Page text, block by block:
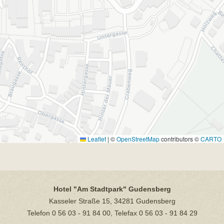
Leaflet | ©OpenStreetMapcontributors ©CARTO
Hotel "Am Stadtpark" Gudensberg
Kasseler Straße 15, 34281 Gudensberg
Telefon 0 56 03 - 91 84 00, Telefax 0 56 03 - 91 84 29